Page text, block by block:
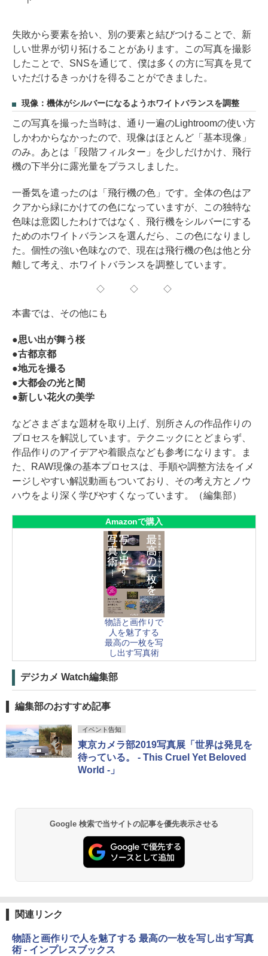
失敗から要素を拾い、別の要素と結びつけることで、新
しい世界が切り拓けることがあります。この写真を撮影
したことで、SNSを通じて、僕は多くの方に写真を見て
いただけるきっかけを得ることができました。
現像：機体がシルバーになるようホワイトバランスを調整
この写真を撮った当時は、通り一遍のLightroomの使い方
しかわからなかったので、現像はほとんど「基本現像」
のみ。あとは「段階フィルター」を少しだけかけ、飛行
機の下半分に露光量をプラスしました。
一番気を遣ったのは「飛行機の色」です。全体の色はア
クアから緑にかけての色になっていますが、この独特な
色味は意図したわけではなく、飛行機をシルバーにする
ためのホワイトバランスを選んだら、この色になりまし
た。個性の強い色味なので、現在は飛行機の色は他と分
離して考え、ホワイトバランスを調整しています。
◇ ◇ ◇
本書では、その他にも
●思い出が舞う桜
●古都京都
●地元を撮る
●大都会の光と闇
●新しい花火の美学
などさまざまな題材を取り上げ、別所さんの作品作りの
プロセスを解説しています。テクニックにとどまらず、
作品作りのアイデアや着眼点なども参考になります。ま
た、RAW現像の基本プロセスは、手順や調整方法をイメ
ージしやすい解説動画もついており、その考え方とノウ
ハウをより深く学びやすくなっています。（編集部）
Amazonで購入
物語と画作りで
人を魅了する
最高の一枚を写
し出す写真術
デジカメ Watch編集部
編集部のおすすめ記事
イベント告知
東京カメラ部2019写真展「世界は発見を
待っている。 - This Cruel Yet Beloved
World -」
Google 検索で当サイトの記事を優先表示させる
関連リンク
物語と画作りで人を魅了する 最高の一枚を写し出す写真
術 - インプレスブックス